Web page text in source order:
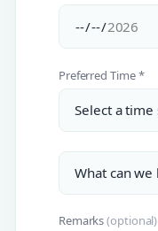
Preferred Time *
Remarks(optional)